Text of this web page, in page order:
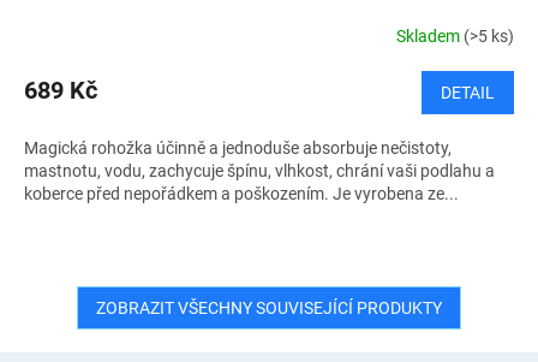
Skladem (>5 ks)
689 Kč DETAIL
Magická rohožka účinně a jednoduše absorbuje nečistoty,
mastnotu, vodu, zachycuje špínu, vlhkost, chrání vaši podlahu a
koberce před nepořádkem a poškozením. Je vyrobena ze...
ZOBRAZIT VŠECHNY SOUVISEJÍCÍ PRODUKTY